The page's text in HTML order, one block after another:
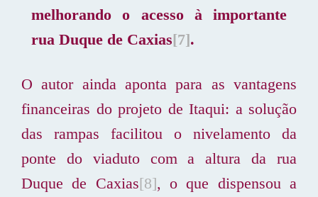
melhorando o acesso à importante
rua Duque de Caxias[7].
O autor ainda aponta para as vantagens
financeiras do projeto de Itaqui: a solução
das rampas facilitou o nivelamento da
ponte do viaduto com a altura da rua
Duque de Caxias[8], o que dispensou a